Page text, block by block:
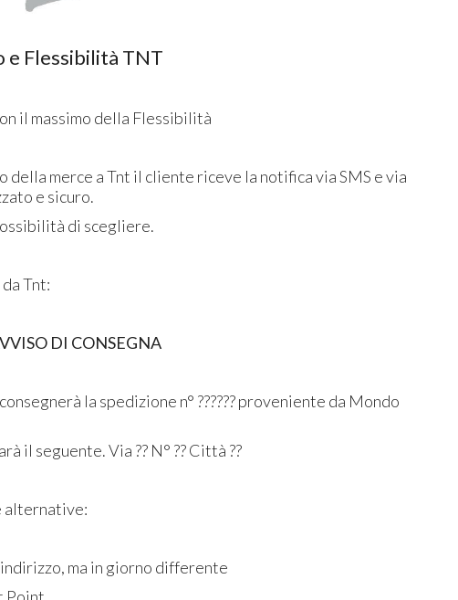
Flessibilità TNT
il massimo della Flessibilità
merce a Tnt il cliente riceve la notifica via SMS e via
e sicuro.
di scegliere.
Tnt:
DI CONSEGNA
la spedizione n° ?????? proveniente da Mondo
il seguente. Via ?? N° ?? Città ??
alternative:
ma in giorno differente